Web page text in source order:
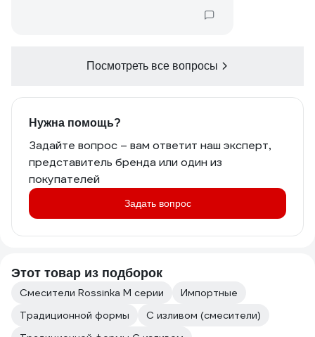
Посмотреть все вопросы
Нужна помощь?
Задайте вопрос – вам ответит наш эксперт,
представитель бренда или один из
покупателей
Задать вопрос
Этот товар из подборок
Смесители Rossinka M серии
Импортные
Традиционной формы
С изливом (смесители)